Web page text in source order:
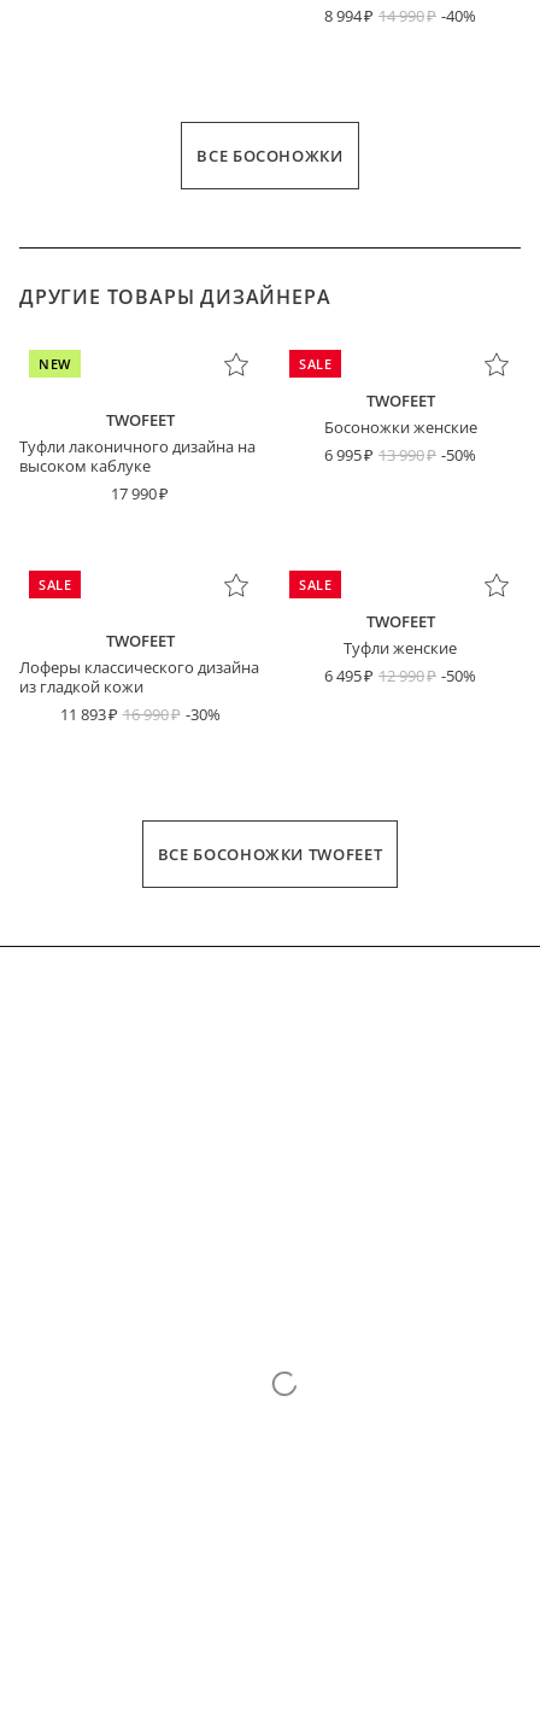
8 994
14 990 -40%
ВСЕ БОСОНОЖКИ
ДРУГИЕ ТОВАРЫ ДИЗАЙНЕРА
NEW
TWOFEET
Туфли лаконичного дизайна на
высоком каблуке
17 990
SALE
TWOFEET
Босоножки женские
6 995
13 990 -50%
SALE
TWOFEET
Лоферы классического дизайна
из гладкой кожи
11 893
16 990 -30%
SALE
TWOFEET
Туфли женские
6 495
12 990 -50%
ВСЕ БОСОНОЖКИ TWOFEET